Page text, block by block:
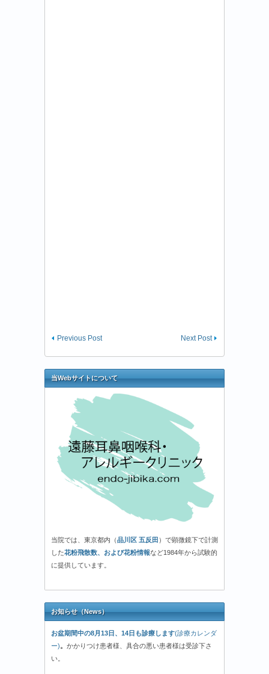
Next Post
Previous Post
当Webサイトについて
当院では、東京都内（品川区 五反田 ）で顕微鏡下で計測
した花粉飛散数、および花粉情報など1984年から試験的
に提供しています。
お知らせ（News）
お盆期間中の8月13日、14日も診療します(診療カレンダ
ー)。 かかりつけ患者様、具合の悪い患者様は受診下さ
い。